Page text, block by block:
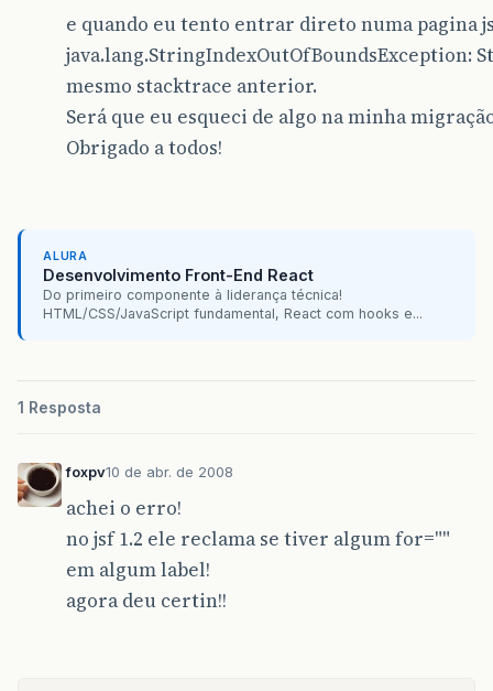
e quando eu tento entrar direto numa pagina
java.lang.StringIndexOutOfBoundsException:
mesmo stacktrace anterior.
Será que eu esqueci de algo na minha
Obrigado a todos!
ALURA
Desenvolvimento Front-End React
Do primeiro componente à liderança técnica!
HTML/CSS/JavaScript fundamental, React com hooks e...
1 Resposta
foxpv10 de abr. de 2008
achei o erro!
no jsf 1.2 ele reclama se tiver algum for=""
em algum label!
agora deu certin!!